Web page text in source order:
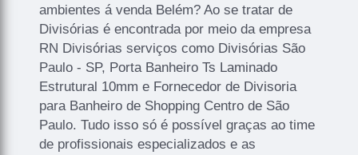
ambientes á venda Belém? Ao se tratar de
Divisórias é encontrada por meio da empresa
RN Divisórias serviços como Divisórias São
Paulo - SP, Porta Banheiro Ts Laminado
Estrutural 10mm e Fornecedor de Divisoria
para Banheiro de Shopping Centro de São
Paulo. Tudo isso só é possível graças ao time
de profissionais especializados e as